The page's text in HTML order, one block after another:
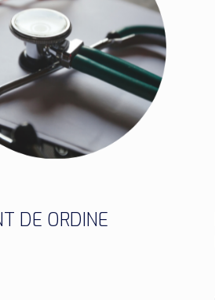
DE ORDINE